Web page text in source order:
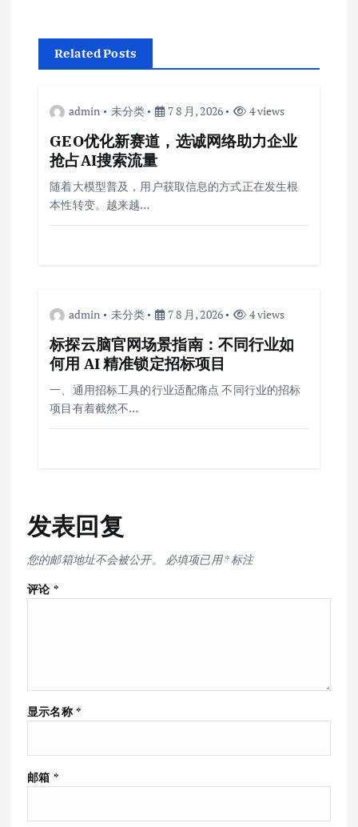
Related Posts
admin 未分类 7 8 月, 2026 4 views
GEO优化新赛道，选诚网络助力企业
抢占AI搜索流量
随着大模型普及，用户获取信息的方式正在发生根
本性转变。越来越…
admin 未分类 7 8 月, 2026 4 views
标探云脑官网场景指南：不同行业如
何用 AI 精准锁定招标项目
一、通用招标工具的行业适配痛点 不同行业的招标
项目有着截然不…
发表回复
您的邮箱地址不会被公开。 必填项已用*标注
评论 *
显示名称 *
邮箱 *